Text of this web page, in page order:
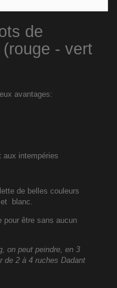
de
- vert
avantages:
aux intempéries
de belles couleurs
et blanc.
pour être sans aucun
on peut peindre, en 3
de 2 à 4 ruches Dadant